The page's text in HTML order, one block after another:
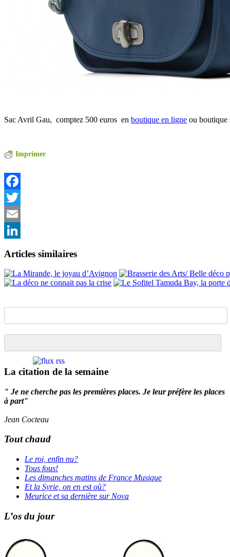
Sac Avril Gau, comptez 500 euros en boutique en ligne ou boutique
Imprimer
Facebook
Twitter
Email
Articles similaires
La citation de la semaine
" Je ne cherche pas les premières places. Je leur préfère les places
à part"
Jean Cocteau
Tout chaud
Le roi, enfin nu?
Tous fous!
Les dimanches matins de France Musique
Et la Syrie, on en est où?
Meurice et sa dernière sur Nova
L’os du jour